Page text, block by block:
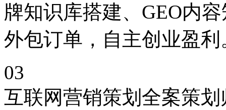
牌知识库搭建、GEO内
外包订单，自主创业盈利
03
互联网营销策划全案策划